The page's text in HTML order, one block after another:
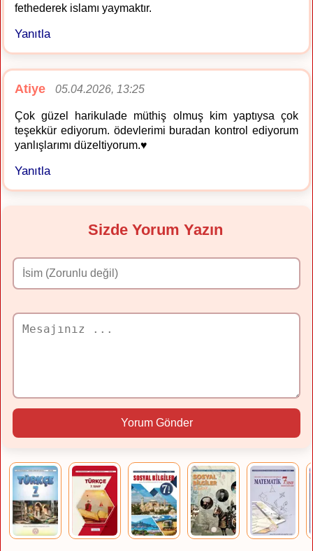
fethederek islamı yaymaktır.
Yanıtla
Atiye 05.04.2026, 13:25
Çok güzel harikulade müthiş olmuş kim yaptıysa çok
teşekkür ediyorum. ödevlerimi buradan kontrol ediyorum
yanlışlarımı düzeltiyorum.♥️
Yanıtla
Sizde Yorum Yazın
Yorum Gönder